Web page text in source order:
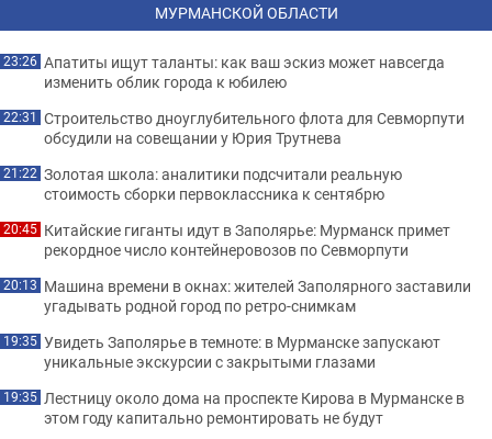
МУРМАНСКОЙ ОБЛАСТИ
23:26 Апатиты ищут таланты: как ваш эскиз может навсегда
изменить облик города к юбилею
22:31 Строительство дноуглубительного флота для Севморпути
обсудили на совещании у Юрия Трутнева
21:22 Золотая школа: аналитики подсчитали реальную
стоимость сборки первоклассника к сентябрю
20:45 Китайские гиганты идут в Заполярье: Мурманск примет
рекордное число контейнеровозов по Севморпути
20:13 Машина времени в окнах: жителей Заполярного заставили
угадывать родной город по ретро-снимкам
19:35 Увидеть Заполярье в темноте: в Мурманске запускают
уникальные экскурсии с закрытыми глазами
19:35 Лестницу около дома на проспекте Кирова в Мурманске в
этом году капитально ремонтировать не будут